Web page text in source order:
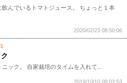
飲んでいるトマトジュース。 ちょっと１本
2020/02/23 08:50:06
ック。 自家栽培のタイムを入れて...
2019/10/10 08:03:53